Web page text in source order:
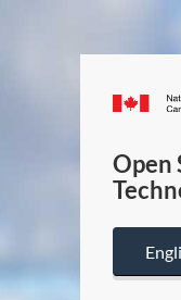
Open